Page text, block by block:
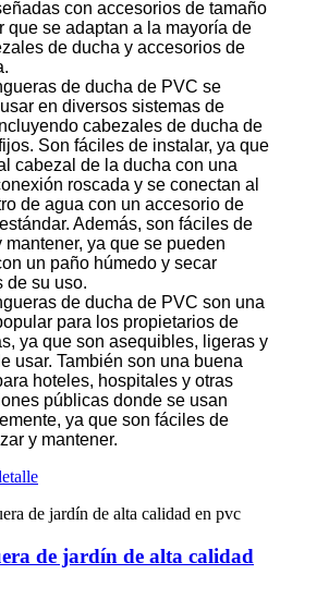
con accesorios de tamaño
que se adaptan a la mayoría de
de ducha y accesorios de
de ducha de PVC se
en diversos sistemas de
cabezales de ducha de
Son fáciles de instalar, ya que
cabezal de la ducha con una
roscada y se conectan al
de agua con un accesorio de
Además, son fáciles de
mantener, ya que se pueden
un paño húmedo y secar
de su uso.
de ducha de PVC son una
para los propietarios de
ya que son asequibles, ligeras y
usar. También son una buena
hoteles, hospitales y otras
públicas donde se usan
ya que son fáciles de
y mantener.
de jardín de alta calidad